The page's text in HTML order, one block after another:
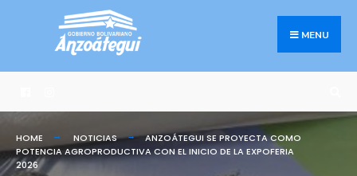
MENU
HOME NOTICIAS
ANZOÁTEGUI SE PROYECTA COMO
POTENCIA AGROPRODUCTIVA CON EL INICIO DE LA EXPOFERIA
2026
Search